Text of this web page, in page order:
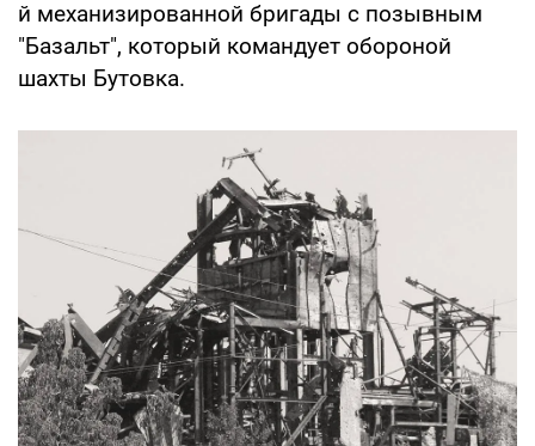
й механизированной бригады с позывным
"Базальт", который командует обороной
шахты Бутовка.